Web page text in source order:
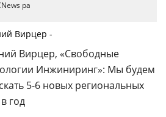
ра
Вирцер -
Вирцер, «Свободные
Инжиниринг»: Мы будем
5-6 новых региональных
год